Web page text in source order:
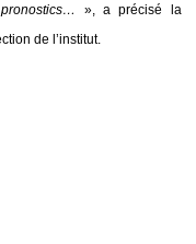
», a précisé la
de l’institut.